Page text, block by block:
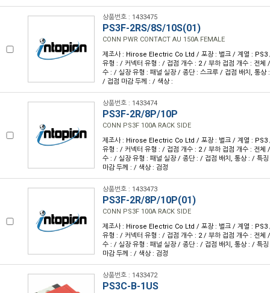
상품번호 : 1433475
PS3F-2RS/8S/10S(01)
CONN PWR CONTACT AU 150A FEMALE
제조사 : Hirose Electric Co Ltd / 포장 : 벌크 / 계열 : PS3
유형 : / 커넥터 유형 : / 접점 개수 : 2 / 부하 접점 개수 : 전
수 : / 실장 유형 : 패널 실장 / 종단 : 스크루 / 접점 배치, 통
/ 접점 마감 두께 : / 색상 :
상품번호 : 1433474
PS3F-2R/8P/10P
CONN PS3F 100A RACK SIDE
제조사 : Hirose Electric Co Ltd / 포장 : 벌크 / 계열 : PS3
유형 : / 커넥터 유형 : / 접점 개수 : 2 / 부하 접점 개수 : 전
수 : / 실장 유형 : 패널 실장 / 종단 : / 접점 배치, 통상 : / 특
마감 두께 : / 색상 : 검정
상품번호 : 1433473
PS3F-2R/8P/10P(01)
CONN PS3F 100A RACK SIDE
제조사 : Hirose Electric Co Ltd / 포장 : 벌크 / 계열 : PS3
유형 : / 커넥터 유형 : / 접점 개수 : 2 / 부하 접점 개수 : 전
수 : / 실장 유형 : 패널 실장 / 종단 : / 접점 배치, 통상 : / 특
마감 두께 : / 색상 : 검정
상품번호 : 1433472
PS3C-B-1US